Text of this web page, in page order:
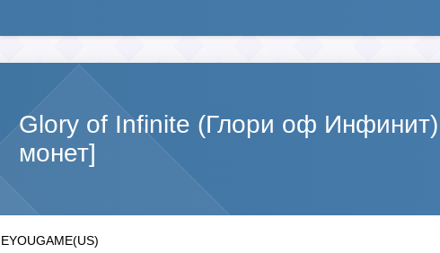
Glory of Infinite (Глори оф
монет]
EYOUGAME(US)